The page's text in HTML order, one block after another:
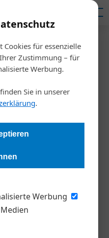
Cookies für essenzielle
Zustimmung – für
Werbung.
Sie in unserer
.
Werbung
Inspiration
2018“ –
Kerkhoff
zum wiederholten Mal
der WirtschaftsWoche
aus Düsseldorf
bei Deutschlands größtem